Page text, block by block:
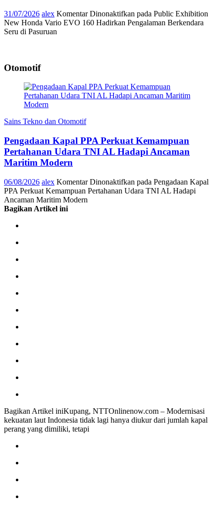
31/07/2026 alex Komentar Dinonaktifkan pada Public Exhibition
New Honda Vario EVO 160 Hadirkan Pengalaman Berkendara
Seru di Pasuruan
Otomotif
Sains Tekno dan Otomotif
Pengadaan Kapal PPA Perkuat Kemampuan
Pertahanan Udara TNI AL Hadapi Ancaman
Maritim Modern
06/08/2026 alex Komentar Dinonaktifkan pada Pengadaan Kapal
PPA Perkuat Kemampuan Pertahanan Udara TNI AL Hadapi
Ancaman Maritim Modern
Bagikan Artikel ini
Bagikan Artikel iniKupang, NTTOnlinenow.com – Modernisasi
kekuatan laut Indonesia tidak lagi hanya diukur dari jumlah kapal
perang yang dimiliki, tetapi